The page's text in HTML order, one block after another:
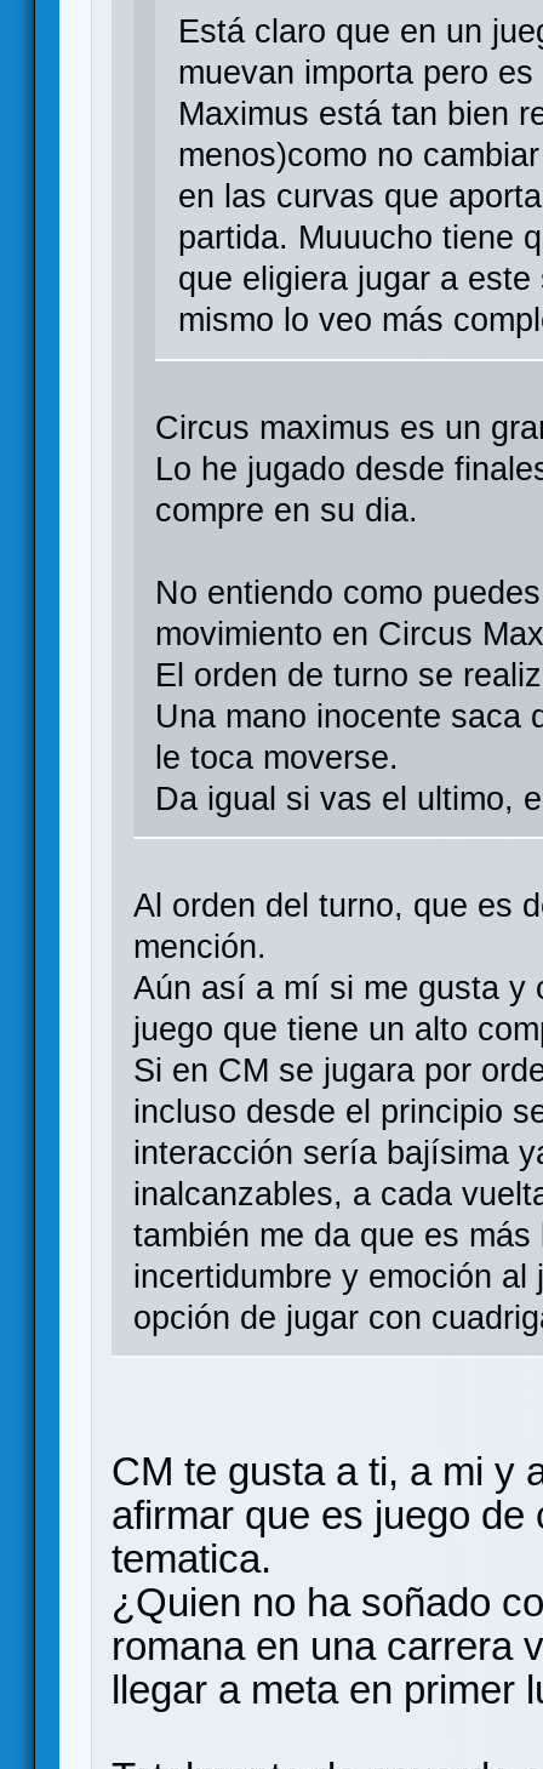
Está claro que en un
muevan importa pero
Maximus está tan bien
menos)como no
en las curvas que
partida. Muuucho tiene
que eligiera jugar a
mismo lo veo más
Circus maximus es un
Lo he jugado desde
compre en su dia.
No entiendo como
movimiento en Circus
El orden de turno se
Una mano inocente saca
le toca moverse.
Da igual si vas el ultimo,
Al orden del turno, que es
mención.
Aún así a mí si me gusta y
juego que tiene un alto
Si en CM se jugara por
incluso desde el principio
interacción sería bajísima
inalcanzables, a cada
también me da que es
incertidumbre y emoción
opción de jugar con
CM te gusta a ti, a mi y
afirmar que es juego
tematica.
¿Quien no ha soñado
romana en una carrera
llegar a meta en